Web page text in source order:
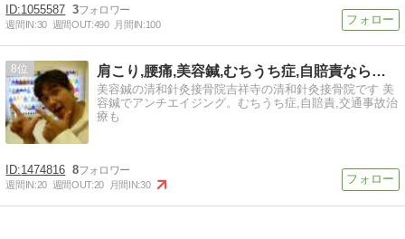
1055587 3
週間IN:30 週間OUT:490 月間IN:100
8 肩こり,腰痛,美容鍼,むちうち症,自賠責なら清和針灸接骨院
美容鍼の清和針灸接骨院吉祥寺の清和針灸接骨院です 美
容鍼でアンチエイジング。むちうち症,自賠責,交通事故治
療も
1474816 8
週間IN:20 週間OUT:20 月間IN:30